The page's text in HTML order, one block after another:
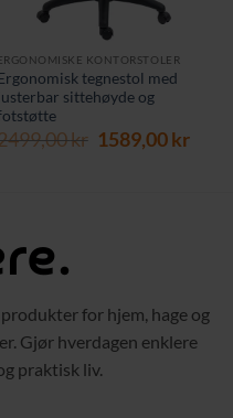
KONTORSTOLER
tegnestol med
sittehøyde og
kr Opprinnelig
1589,00kr
for hjem, hage og
Gjør hverdagen enklere
praktisk liv.